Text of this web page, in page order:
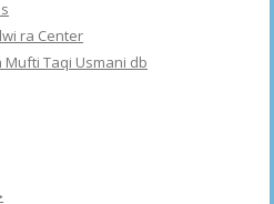
ra Center
Taqi Usmani db